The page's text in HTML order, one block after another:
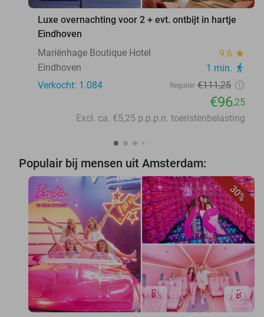
Luxe overnachting voor 2 + evt. ontbijt in hartje
Eindhoven
Mariënhage Boutique Hotel
9.6 star
Eindhoven 1 min. directions_walk
Verkocht: 1.084 Regulier €111,25
€96,25
Excl. ca. €5,25 p.p.p.n. toeristenbelasting
Populair bij mensen uit Amsterdam:
30%
favorite_border